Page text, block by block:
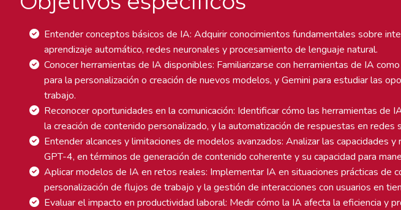
Entender conceptos básicos de IA: Adquirir conocimientos fundamentales sobre
aprendizaje automático, redes neuronales y procesamiento de lenguaje natural.
Conocer herramientas de IA disponibles: Familiarizarse con herramientas de IA
para la personalización o creación de nuevos modelos, y Gemini para estudiar las
trabajo.
Reconocer oportunidades en la comunicación: Identificar cómo las herramientas de
la creación de contenido personalizado, y la automatización de respuestas en redes
Entender alcances y limitaciones de modelos avanzados: Analizar las capacidades
GPT-4, en términos de generación de contenido coherente y su capacidad para
Aplicar modelos de IA en retos reales: Implementar IA en situaciones prácticas de
personalización de flujos de trabajo y la gestión de interacciones con usuarios en
Evaluar el impacto en productividad laboral: Medir cómo la IA afecta la eficiencia y